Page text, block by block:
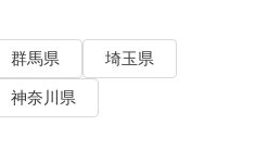
群馬県
埼玉県
神奈川県